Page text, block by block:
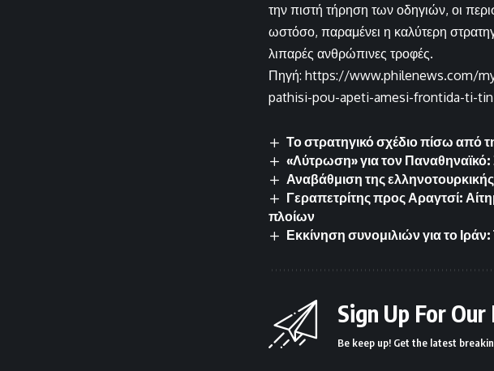
την πιστή τήρηση των οδηγιών, οι
ωστόσο, παραμένει η καλύτερη
λιπαρές ανθρώπινες τροφές.
Πηγή: https://www.philenews.com/
pathisi-pou-apeti-amesi-frontida-ti-
Το στρατηγικό σχέδιο πίσω από
«Λύτρωση» για τον Παναθηναϊκό:
Αναβάθμιση της
Γεραπετρίτης προς Αραγτσί:
πλοίων
Εκκίνηση συνομιλιών για το
Sign Up For
Be keep up! Get the latest